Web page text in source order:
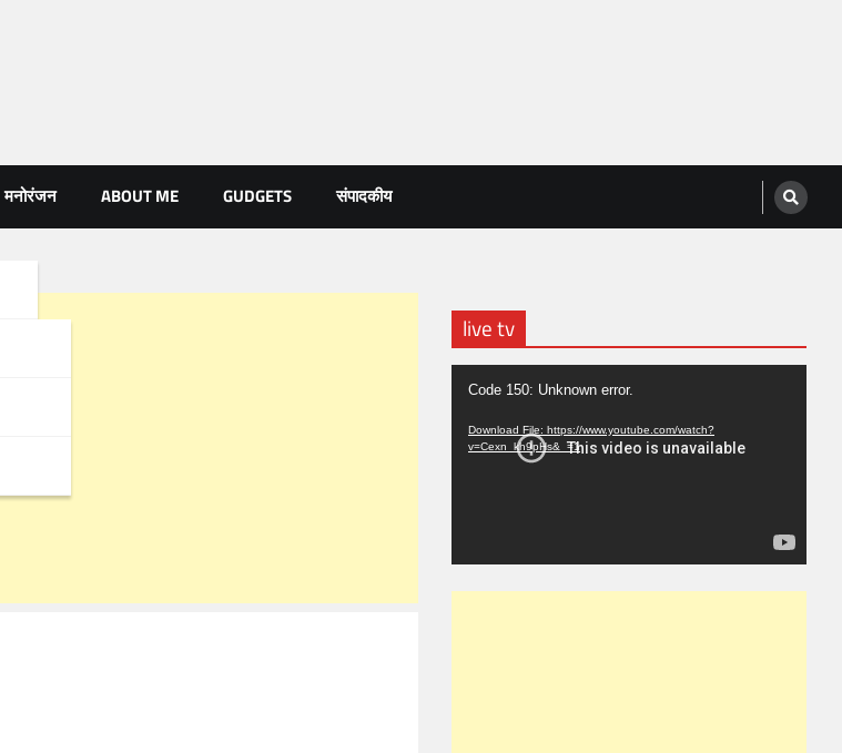
मनोरंजन ABOUT ME GUDGETS संपादकीय
live tv
Video
Player
Code 150: Unknown error.
Download File: https://www.youtube.com/watch?
v=Cexn_kh9pHs&_=1